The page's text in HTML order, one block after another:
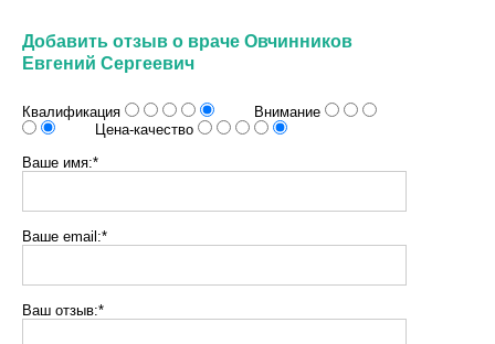
Добавить отзыв о враче Овчинников
Евгений Сергеевич
Квалификация
Внимание
Цена-качество
Ваше имя:*
Ваше email:*
Ваш отзыв:*